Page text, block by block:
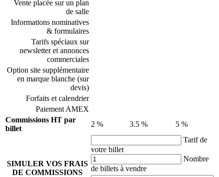
Vente placée sur un plan
de salle
Informations nominatives
& formulaires
Tarifs spéciaux sur
newsletter et annonces
commerciales
Option site supplémentaire
en marque blanche (sur
devis)
Forfaits et calendrier
Paiement AMEX
Commissions HT par
billet
2 % 3.5 % 5 %
SIMULER VOS FRAIS
DE COMMISSIONS
Tarif de
votre billet
Nombre
de billets à vendre